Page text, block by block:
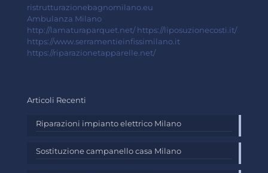
ristrutturazionebagnomilano.eu
Ambulanza Milano
http://lamaturaparquet.net/ https://liposuzionecosti.it/
https://www.serramentieinfissimilano.it
https://riparazionetapparelle.net/
Articoli Recenti
Riparazioni impianto elettrico Milano
Sostituzione campanello casa Milano